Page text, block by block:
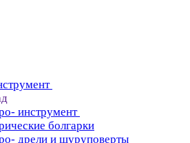
инструмент
болгарки
дрели и шуруповерты